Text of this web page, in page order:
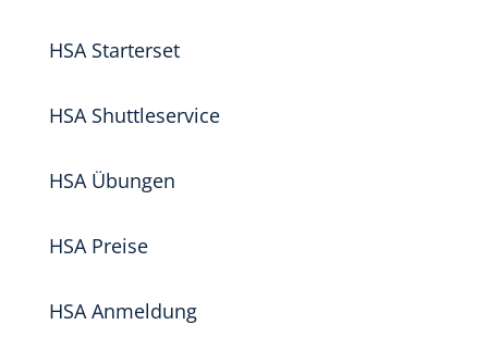
HSA Starterset
HSA Shuttleservice
HSA Übungen
HSA Preise
HSA Anmeldung